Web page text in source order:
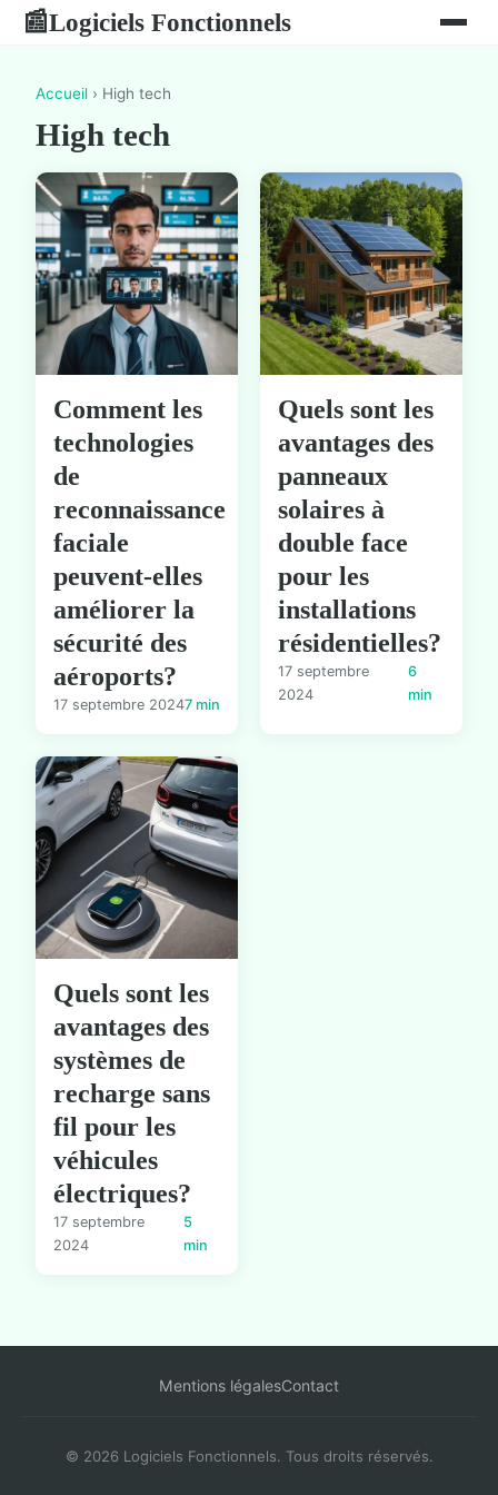
📰Logiciels Fonctionnels
Accueil › High tech
High tech
Comment les
technologies
de
reconnaissance
faciale
peuvent-elles
améliorer la
sécurité des
aéroports?
17 septembre 20247 min
Quels sont les
avantages des
panneaux
solaires à
double face
pour les
installations
résidentielles?
17 septembre
2024
6
min
Quels sont les
avantages des
systèmes de
recharge sans
fil pour les
véhicules
électriques?
17 septembre
2024
5
min
Mentions légalesContact
© 2026 Logiciels Fonctionnels. Tous droits réservés.